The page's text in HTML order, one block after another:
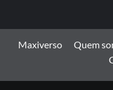
Maxiverso Quem